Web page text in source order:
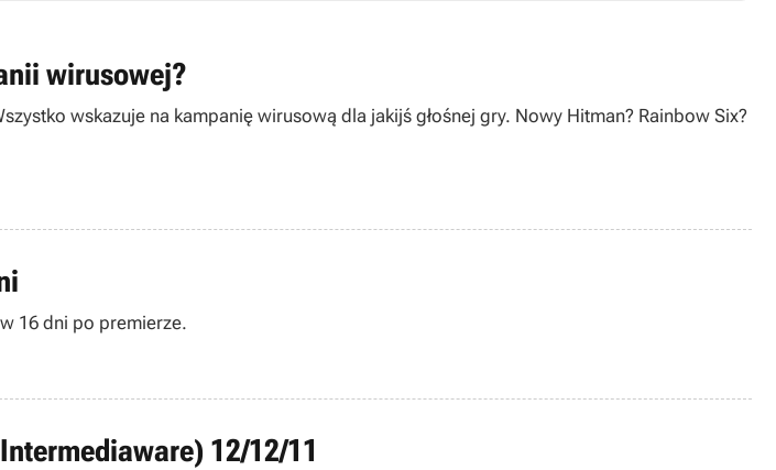
wirusowej?
wskazuje na kampanię wirusową dla jakijś głośnej gry. Nowy Hitman? Rainbow Six?
16 dni po premierze.
12/12/11